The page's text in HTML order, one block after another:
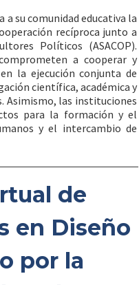
su comunidad educativa la
recíproca junto a
Políticos (ASACOP).
a cooperar y
la ejecución conjunta de
científica, académica y
Asimismo, las instituciones
para la formación y el
y el intercambio de
de
en Diseño
por la